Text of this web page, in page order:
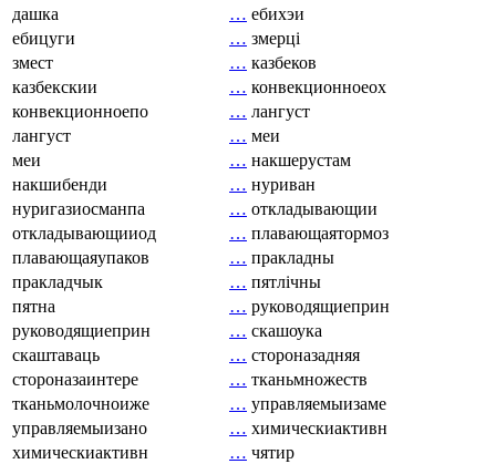
дашка
… ебихэи
ебицуги
… змерці
змест
… казбеков
казбекскии
… конвекционноеох
конвекционноепо
… лангуст
лангуст
… меи
меи
… накшерустам
накшибенди
… нуриван
нуригазиосманпа
… откладывающии
откладывающииод
… плавающаятормоз
плавающаяупаков
… пракладны
пракладчык
… пятлічны
пятна
… руководящиеприн
руководящиеприн
… скашоука
скаштаваць
… стороназадняя
стороназаинтере
… тканьмножеств
тканьмолочноиже
… управляемыизаме
управляемыизано
… химическиактивн
химическиактивн
… чятир